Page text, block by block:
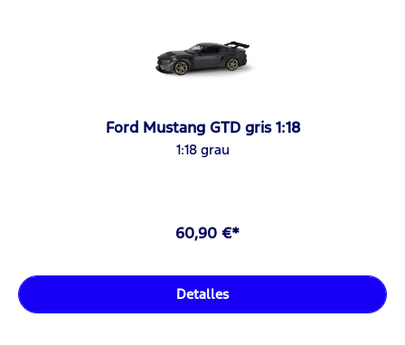
Ford Mustang GTD gris 1:18
1:18 grau
60,90 €*
Detalles